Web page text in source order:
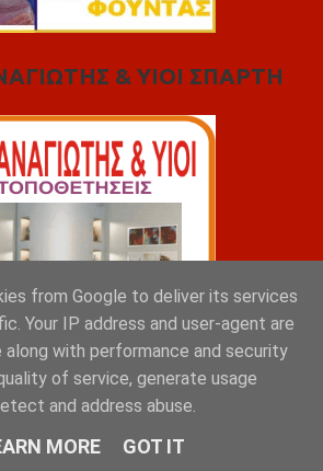
& YIOI ΣΠΑΡΤΗ
from Google to deliver its services
Your IP address and user-agent are
along with performance and security
of service, generate usage
and address abuse.
MORE GOT IT